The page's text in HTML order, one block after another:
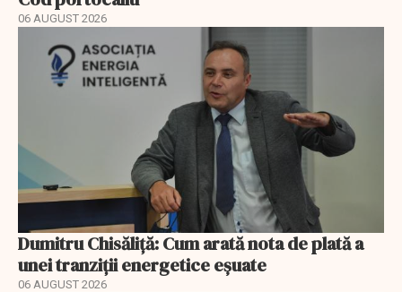
06 AUGUST 2026
Dumitru Chisăliță: Cum arată nota de plată a
unei tranziții energetice eșuate
06 AUGUST 2026